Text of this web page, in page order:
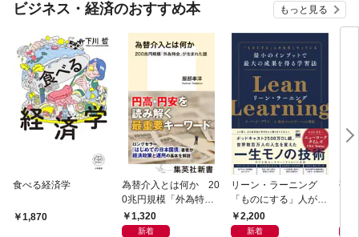
ビジネス・経済のおすすめ本 もっと見る
食べる経済学
1,870
為替介入とは何か 20
0兆円規模「外為特
会」が生まれた謎
1,320
新着
リーン・ラーニング
「ものにする」人が自
然とやっている 最小の
インプットで最大の成
2,200
新着
研